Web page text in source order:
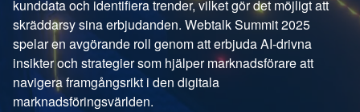
kunddata och identifiera trender, vilket gör det möjligt att
skräddarsy sina erbjudanden. Webtalk Summit 2025
spelar en avgörande roll genom att erbjuda AI-drivna
insikter och strategier som hjälper marknadsförare att
navigera framgångsrikt i den digitala
marknadsföringsvärlden.